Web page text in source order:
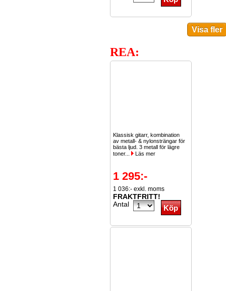
REA:
Klassisk gitarr, kombination
av metall- & nylonsträngar för
bästa ljud. 3 metall för lägre
toner...
Läs mer
1 295:-
1 036:- exkl. moms
FRAKTFRITT!
Antal